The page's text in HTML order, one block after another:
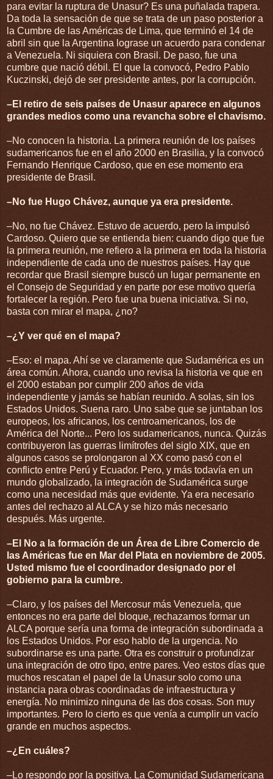
para evitar la ruptura de Unasur? Es una puñalada trapera.
Da toda la sensación de que se trata de un paso posterior a
la Cumbre de las Américas de Lima, que terminó el 14 de
abril sin que la Argentina lograse un acuerdo para condenar
a Venezuela. Ni siquiera con Brasil. De paso, fue una
cumbre que nació débil. El que la convocó, Pedro Pablo
Kuczinski, dejó de ser presidente antes, por la corrupción.
–El retiro de seis países de Unasur aparece en algunos
grandes medios como una revancha sobre el chavismo.
–No conocen la historia. La primera reunión de los países
sudamericanos fue en el año 2000 en Brasilia, y la convocó
Fernando Henrique Cardoso, que en ese momento era
presidente de Brasil.
–No fue Hugo Chávez, aunque ya era presidente.
–No, no fue Chávez. Estuvo de acuerdo, pero la impulsó
Cardoso. Quiero que se entienda bien: cuando digo que fue
la primera reunión, me refiero a la primera en toda la historia
independiente de cada uno de nuestros países. Hay que
recordar que Brasil siempre buscó un lugar permanente en
el Consejo de Seguridad y en parte por ese motivo quería
fortalecer la región. Pero fue una buena iniciativa. Si no,
basta con mirar el mapa, ¿no?
–¿Y ver qué en el mapa?
–Eso: el mapa. Ahí se ve claramente que Sudamérica es un
área común. Ahora, cuando uno revisa la historia ve que en
el 2000 estaban por cumplir 200 años de vida
independiente y jamás se habían reunido. A solas, sin los
Estados Unidos. Suena raro. Uno sabe que se juntaban los
europeos, los africanos, los centroamericanos, los de
América del Norte... Pero los sudamericanos, nunca. Quizás
contribuyeron las guerras limítrofes del siglo XIX, que en
algunos casos se prolongaron al XX como pasó con el
conflicto entre Perú y Ecuador. Pero, y más todavía en un
mundo globalizado, la integración de Sudamérica surge
como una necesidad más que evidente. Ya era necesario
antes del rechazo al ALCA y se hizo más necesario
después. Más urgente.
–El No a la formación de un Área de Libre Comercio de
las Américas fue en Mar del Plata en noviembre de 2005.
Usted mismo fue el coordinador designado por el
gobierno para la cumbre.
–Claro, y los países del Mercosur más Venezuela, que
entonces no era parte del bloque, rechazamos formar un
ALCA porque sería una forma de integración subordinada a
los Estados Unidos. Por eso hablo de la urgencia. No
subordinarse es una parte. Otra es construir o profundizar
una integración de otro tipo, entre pares. Veo estos días que
muchos rescatan el papel de la Unasur solo como una
instancia para obras coordinadas de infraestructura y
energía. No minimizo ninguna de las dos cosas. Son muy
importantes. Pero lo cierto es que venía a cumplir un vacío
grande en muchos aspectos.
–¿En cuáles?
–Lo respondo por la positiva. La Comunidad Sudamericana